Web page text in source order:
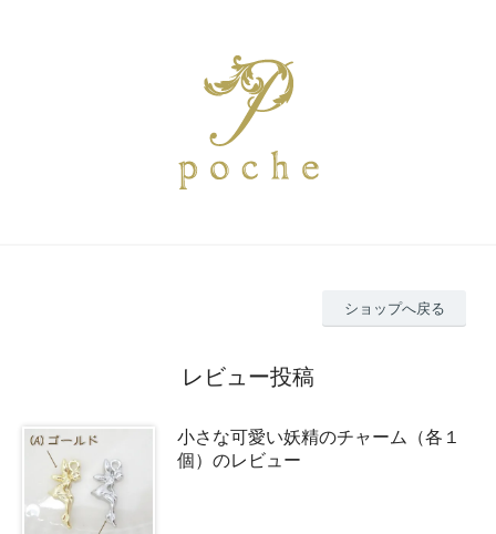
ショップへ戻る
レビュー投稿
小さな可愛い妖精のチャーム（各１
個）のレビュー